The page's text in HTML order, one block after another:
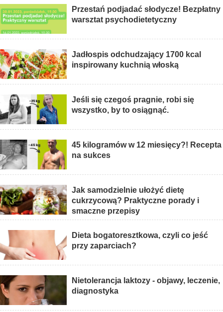
Przestań podjadać słodycze! Bezpłatny
warsztat psychodietetyczny
Jadłospis odchudzający 1700 kcal
inspirowany kuchnią włoską
Jeśli się czegoś pragnie, robi się
wszystko, by to osiągnąć.
45 kilogramów w 12 miesięcy?! Recepta
na sukces
Jak samodzielnie ułożyć dietę
cukrzycową? Praktyczne porady i
smaczne przepisy
Dieta bogatoresztkowa, czyli co jeść
przy zaparciach?
Nietolerancja laktozy - objawy, leczenie,
diagnostyka